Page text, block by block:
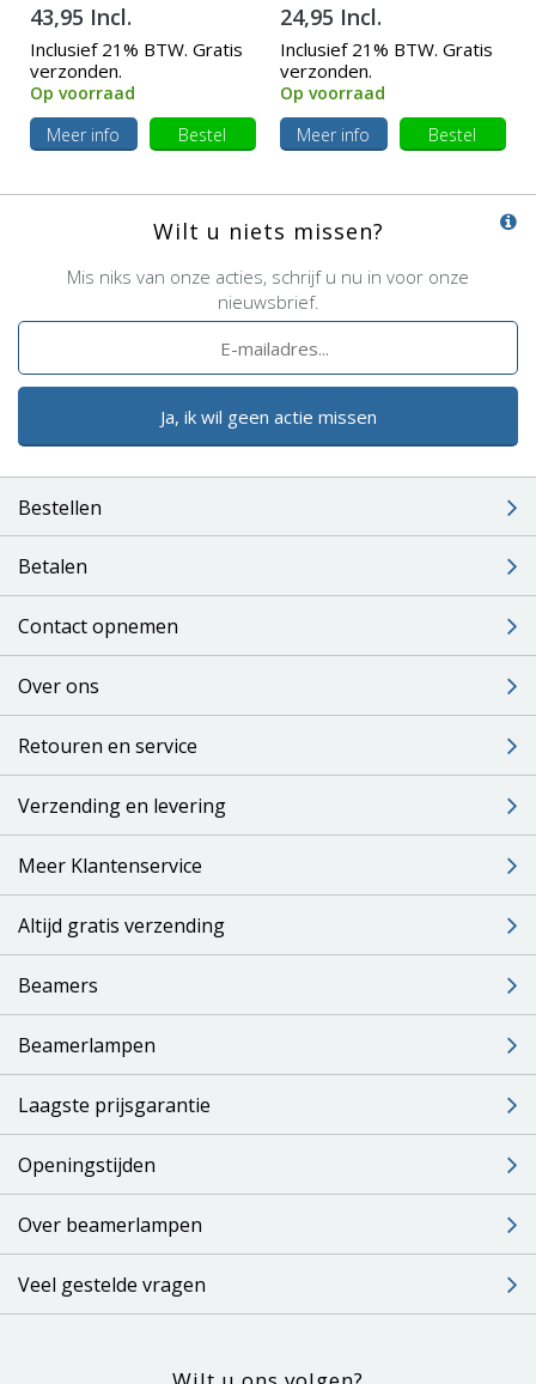
43,95 Incl.
Inclusief 21% BTW. Gratis
verzonden.
Op voorraad
Meer info
Bestel
24,95 Incl.
Inclusief 21% BTW. Gratis
verzonden.
Op voorraad
Meer info
Bestel
Wilt u niets missen?
Mis niks van onze acties, schrijf u nu in voor onze
nieuwsbrief.
Ja, ik wil geen actie missen
Bestellen
Betalen
Contact opnemen
Over ons
Retouren en service
Verzending en levering
Meer Klantenservice
Altijd gratis verzending
Beamers
Beamerlampen
Laagste prijsgarantie
Openingstijden
Over beamerlampen
Veel gestelde vragen